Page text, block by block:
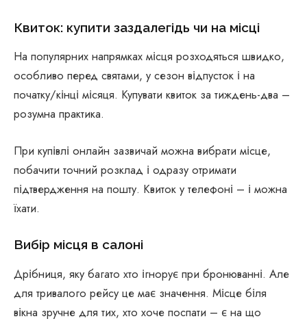
Квиток: купити заздалегідь чи на місці
На популярних напрямках місця розходяться швидко,
особливо перед святами, у сезон відпусток і на
початку/кінці місяця. Купувати квиток за тиждень-два –
розумна практика.
При купівлі онлайн зазвичай можна вибрати місце,
побачити точний розклад і одразу отримати
підтвердження на пошту. Квиток у телефоні – і можна
їхати.
Вибір місця в салоні
Дрібниця, яку багато хто ігнорує при бронюванні. Але
для тривалого рейсу це має значення. Місце біля
вікна зручне для тих, хто хоче поспати – є на що